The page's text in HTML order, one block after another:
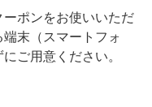
ポンをお使いいただ
末（スマートフォ
ご用意ください。